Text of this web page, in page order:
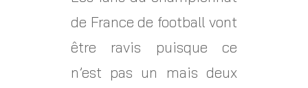
de France de football vont
être ravis puisque ce
n’est pas un mais deux